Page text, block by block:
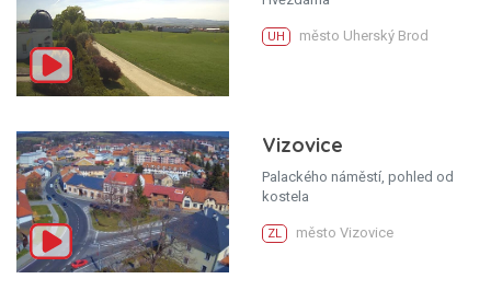
UH město Uherský Brod
Vizovice
Palackého náměstí, pohled od
kostela
ZL město Vizovice